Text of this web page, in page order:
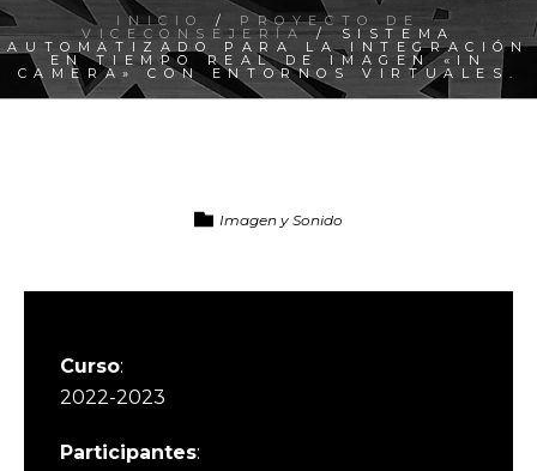
INICIO / PROYECTO DE
VICECONSEJERÍA/ SISTEMA
AUTOMATIZADO PARA LA INTEGRACIÓN
EN TIEMPO REAL DE IMAGEN «IN
CAMERA» CON ENTORNOS VIRTUALES.
Imagen y Sonido
Curso:
2022-2023
Participantes: